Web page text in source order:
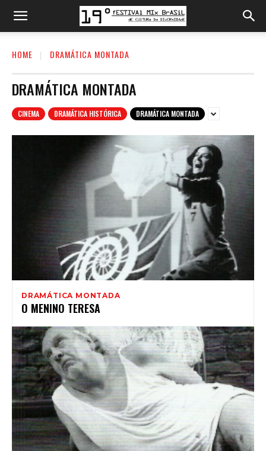
HOME DRAMÁTICA MONTADA
DRAMÁTICA MONTADA
CINEMA DRAMÁTICA HISTÓRICA DRAMÁTICA MONTADA
DRAMÁTICA MONTADA
O MENINO TERESA